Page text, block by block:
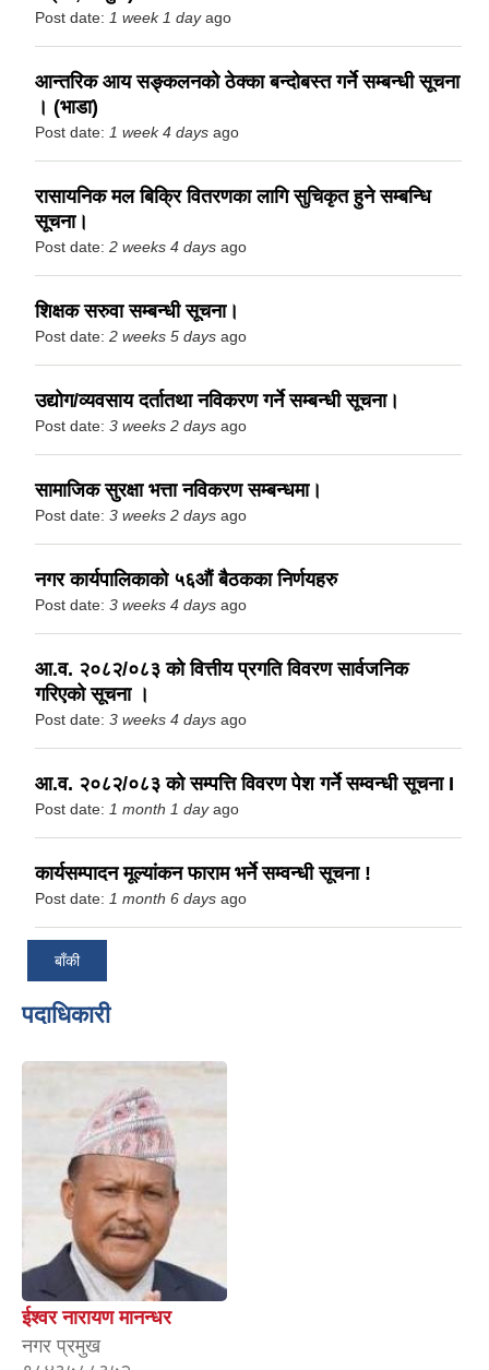
Post date: 1 week 1 dayago
आन्तरिक आय सङ्कलनको ठेक्का बन्दोबस्त गर्ने सम्बन्धी सूचना
। (भाडा)
Post date: 1 week 4 days ago
रासायनिक मल बिक्रि वितरणका लागि सुचिकृत हुने सम्बन्धि
सूचना।
Post date: 2 weeks 4 days ago
शिक्षक सरुवा सम्बन्धी सूचना।
Post date: 2 weeks 5 days ago
उद्योग/व्यवसाय दर्तातथा नविकरण गर्ने सम्बन्धी सूचना।
Post date: 3 weeks 2 days ago
सामाजिक सुरक्षा भत्ता नविकरण सम्बन्धमा।
Post date: 3 weeks 2 days ago
नगर कार्यपालिकाको ५६औं बैठकका निर्णयहरु
Post date: 3 weeks 4 days ago
आ.व. २०८२/०८३ को वित्तीय प्रगति विवरण सार्वजनिक
गरिएको सूचना ।
Post date: 3 weeks 4 days ago
आ.व. २०८२/०८३ को सम्पत्ति विवरण पेश गर्ने सम्वन्धी सूचना I
Post date: 1 month 1 dayago
कार्यसम्पादन मूल्यांकन फाराम भर्ने सम्वन्धी सूचना !
Post date: 1 month 6 days ago
बाँकी
पदाधिकारी
ईश्वर नारायण मानन्धर
नगर प्रमुख